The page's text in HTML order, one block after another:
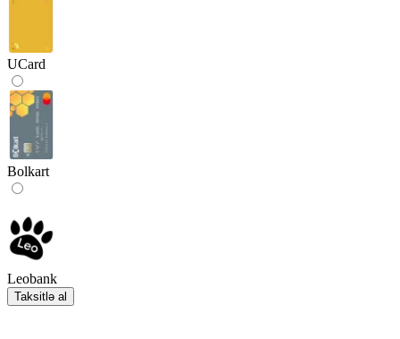
UCard
Bolkart
Leobank
Taksitlə al